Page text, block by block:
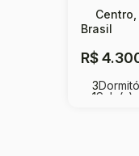
R$
Brasil
3
1Sala(s)